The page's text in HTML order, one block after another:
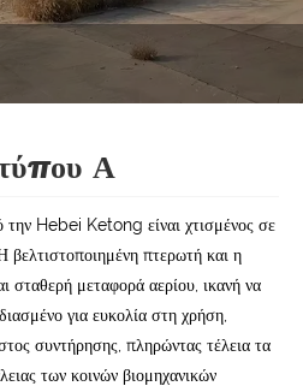
τύπου Α
Hebei Ketong είναι χτισμένος σε
πτερωτή και η
σταθερή μεταφορά αερίου, ικανή να
για ευκολία στη χρήση,
συντήρησης, πληρώντας τέλεια τα
των κοινών βιομηχανικών